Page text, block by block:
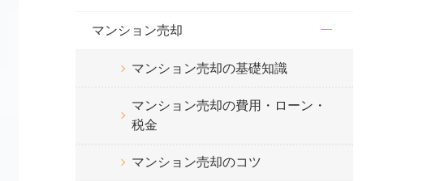
マンション売却
マンション売却の基礎知識
マンション売却の費用・ローン・
税金
マンション売却のコツ